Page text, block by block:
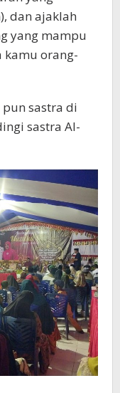
dan ajaklah
yang mampu
kamu orang-
sastra di
sastra Al-